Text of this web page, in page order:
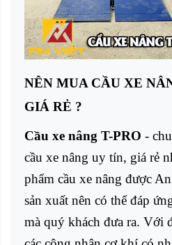
NÊN MUA CẦU XE
GIÁ RẺ ?
Cầu xe nâng T-PRO -
cầu xe nâng uy tín, giá rẻ
phẩm cầu xe nâng được
sản xuất nên có thể đáp
mà quý khách đưa ra. Với